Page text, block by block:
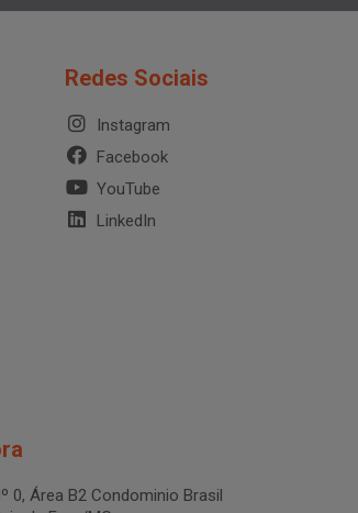
Redes Sociais
Instagram
Facebook
YouTube
LinkedIn
0, Área B2 Condominio Brasil